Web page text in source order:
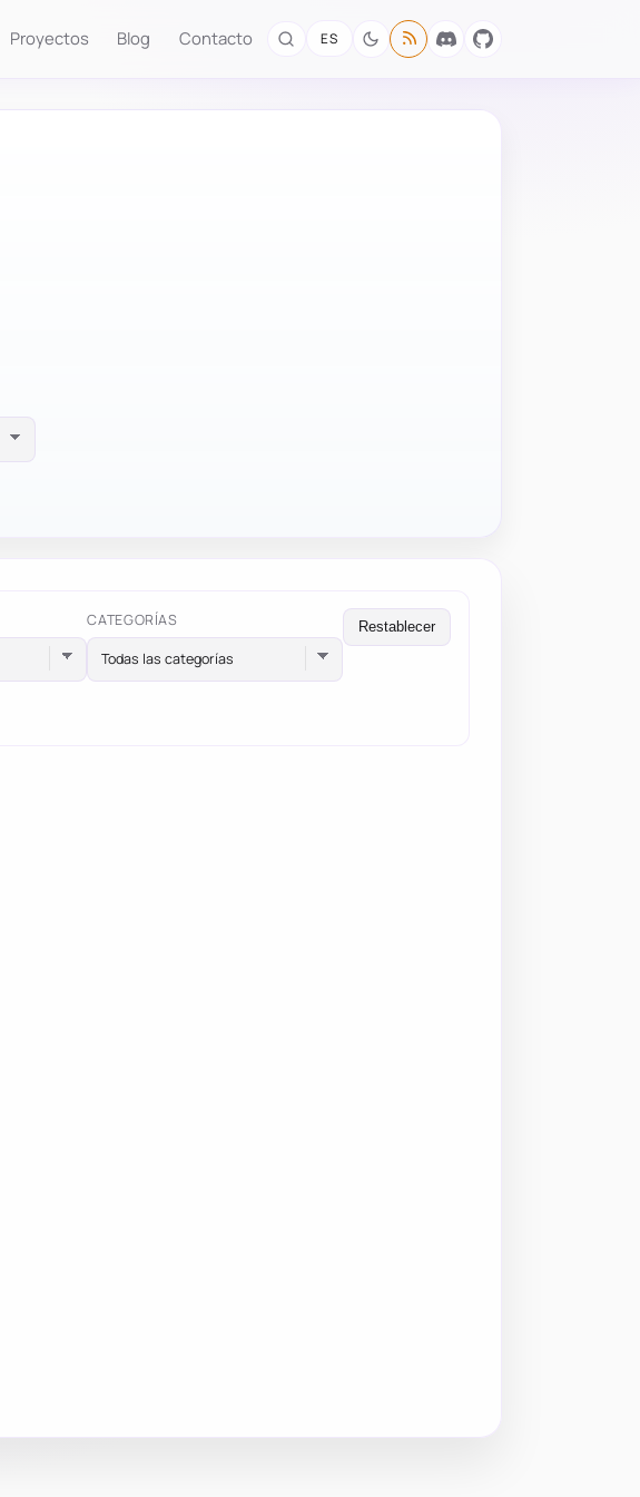
Proyectos Blog Contacto ES
CATEGORÍAS
Todas las categorías
Restablecer